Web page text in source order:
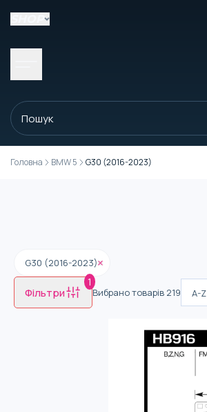
Головна BMW 5 G30 (2016-2023)
G30 (2016-2023)
Фільтри
1
Вибрано товарів 219 A-Z